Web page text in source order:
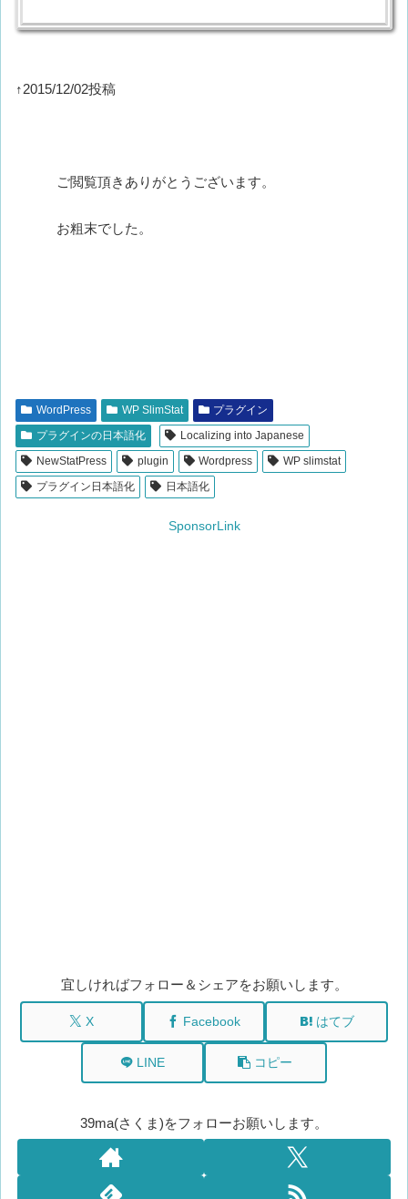
の二つの言語ファイルをリネームして、使ってみる事にしま
↑2015/12/02投稿
ご閲覧頂きありがとうございます。
お粗末でした。
WordPress WP SlimStat
プラグイン
プラグインの日本語化
Localizing into Japanese
NewStatPress
plugin Wordpress
WP slimstat
プラグイン日本語化
日本語化
SponsorLink
宜しければフォロー＆シェアをお願いします。
X Facebook はてブ
LINE コピー
39ma(さくま)をフォローお願いします。